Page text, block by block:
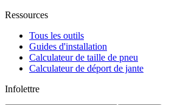
Ressources
Tous les outils
Guides d'installation
Calculateur de taille de pneu
Calculateur de déport de jante
Infolettre